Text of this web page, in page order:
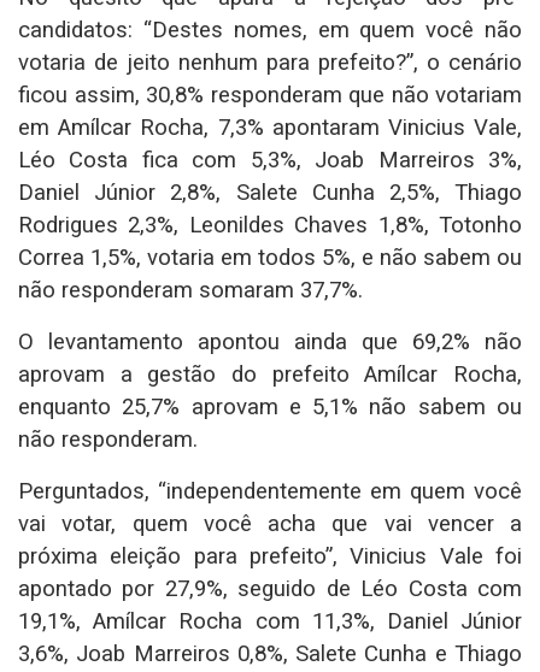
candidatos: “Destes nomes, em quem você não
votaria de jeito nenhum para prefeito?”, o cenário
ficou assim, 30,8% responderam que não votariam
em Amílcar Rocha, 7,3% apontaram Vinicius Vale,
Léo Costa fica com 5,3%, Joab Marreiros 3%,
Daniel Júnior 2,8%, Salete Cunha 2,5%, Thiago
Rodrigues 2,3%, Leonildes Chaves 1,8%, Totonho
Correa 1,5%, votaria em todos 5%, e não sabem ou
não responderam somaram 37,7%.
O levantamento apontou ainda que 69,2% não
aprovam a gestão do prefeito Amílcar Rocha,
enquanto 25,7% aprovam e 5,1% não sabem ou
não responderam.
Perguntados, “independentemente em quem você
vai votar, quem você acha que vai vencer a
próxima eleição para prefeito”, Vinicius Vale foi
apontado por 27,9%, seguido de Léo Costa com
19,1%, Amílcar Rocha com 11,3%, Daniel Júnior
3,6%, Joab Marreiros 0,8%, Salete Cunha e Thiago